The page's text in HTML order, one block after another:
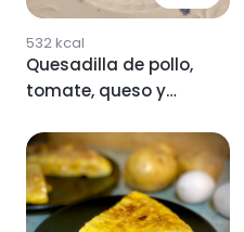
532kcal
Quesadilla de pollo,
tomate, queso y